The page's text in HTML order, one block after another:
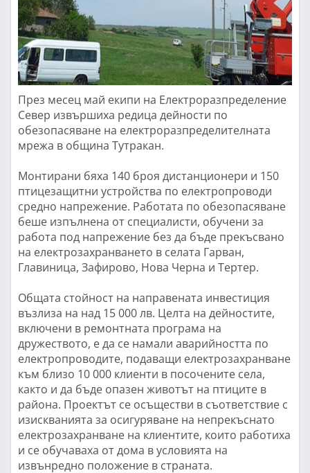
През месец май екипи на Електроразпределение
Север извършиха редица дейности по
обезопасяване на електроразпределителната
мрежа в община Тутракан.
Монтирани бяха 140 броя дистанционери и 150
птицезащитни устройства по електропроводи
средно напрежение. Работата по обезопасяване
беше изпълнена от специалисти, обучени за
работа под напрежение без да бъде прекъсвано
на електрозахранването в селата Гарван,
Главиница, Зафирово, Нова Черна и Тертер.
Общата стойност на направената инвестиция
възлиза на над 15 000 лв. Целта на дейностите,
включени в ремонтната програма на
дружеството, е да се намали аварийността по
електропроводите, подаващи електрозахранване
към близо 10 000 клиенти в посочените села,
както и да бъде опазен животът на птиците в
района. Проектът се осъществи в съответствие с
изискванията за осигуряване на непрекъснато
електрозахранване на клиентите, които работиха
и се обучаваха от дома в условията на
извънредно положение в страната.